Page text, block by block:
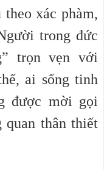
xác phàm,
trong đức
trọn vẹn với
ai sống tinh
được mời gọi
quan thân thiết